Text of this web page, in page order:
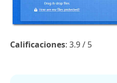
Calificaciones: 3.9 / 5